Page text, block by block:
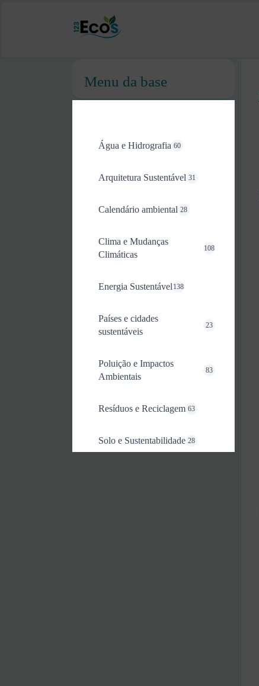
Menu da base
Água e Hidrografia 60
Arquitetura Sustentável 31
Calendário ambiental 28
Clima e Mudanças
Climáticas
108
Energia Sustentável 138
Países e cidades
sustentáveis
23
Poluição e Impactos
Ambientais
83
Resíduos e Reciclagem 63
Solo e Sustentabilidade 28